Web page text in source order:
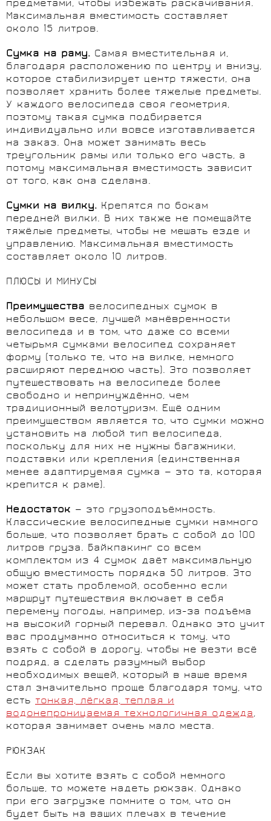
предметами, чтобы избежать раскачивания.
Максимальная вместимость составляет
около 15 литров.
Сумка на раму. Самая вместительная и,
благодаря расположению по центру и внизу,
которое стабилизирует центр тяжести, она
позволяет хранить более тяжелые предметы.
У каждого велосипеда своя геометрия,
поэтому такая сумка подбирается
индивидуально или вовсе изготавливается
на заказ. Она может занимать весь
треугольник рамы или только его часть, а
потому максимальная вместимость зависит
от того, как она сделана.
Сумки на вилку. Крепятся по бокам
передней вилки. В них также не помещайте
тяжёлые предметы, чтобы не мешать езде и
управлению. Максимальная вместимость
составляет около 10 литров.
ПЛЮСЫ И МИНУСЫ
Преимущества велосипедных сумок в
небольшом весе, лучшей манёвренности
велосипеда и в том, что даже со всеми
четырьмя сумками велосипед сохраняет
форму (только те, что на вилке, немного
расширяют переднюю часть). Это позволяет
путешествовать на велосипеде более
свободно и непринуждённо, чем
традиционный велотуризм. Ещё одним
преимуществом является то, что сумки можно
установить на любой тип велосипеда,
поскольку для них не нужны багажники,
подставки или крепления (единственная
менее адаптируемая сумка — это та, которая
крепится к раме).
Недостаток — это грузоподъёмность.
Классические велосипедные сумки намного
больше, что позволяет брать с собой до 100
литров груза. Байкпакинг со всем
комплектом из 4 сумок даёт максимальную
общую вместимость порядка 50 литров. Это
может стать проблемой, особенно если
маршрут путешествия включает в себя
перемену погоды, например, из-за подъёма
на высокий горный перевал. Однако это учит
вас продуманно относиться к тому, что
взять с собой в дорогу, чтобы не везти всё
подряд, а сделать разумный выбор
необходимых вещей, который в наше время
стал значительно проще благодаря тому, что
есть тонкая, лёгкая, теплая и
водонепроницаемая технологичная одежда,
которая занимает очень мало места.
РЮКЗАК
Если вы хотите взять с собой немного
больше, то можете надеть рюкзак. Однако
при его загрузке помните о том, что он
будет быть на ваших плечах в течение